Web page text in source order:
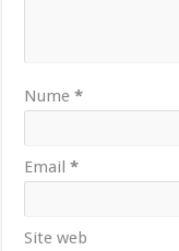
Nume*
Email*
Site web